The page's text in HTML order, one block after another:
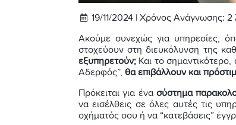
19/11/2024 | Χρόνος Ανάγνωσης: 2
Ακούμε συνεχώς για υπηρεσίες,
στοχεύουν στη διευκόλυνση της
εξυπηρετούν; Και το
Αδερφός”, θα επιβάλλουν και
Πρόκειται για ένα σύστημα
να εισέλθεις σε όλες αυτές τις
οχήματός σου ή να “κατεβάσεις”